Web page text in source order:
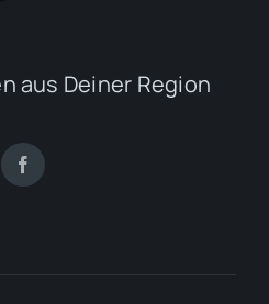
aus Deiner Region